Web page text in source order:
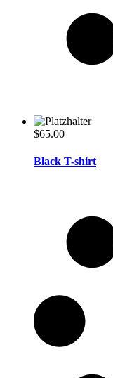
$65.00
Black T-shirt